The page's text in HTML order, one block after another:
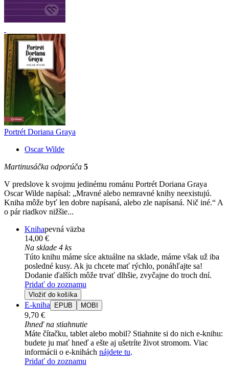
Portrét Doriana Graya
Oscar Wilde
Martinusáčka odporúča 5
V predslove k svojmu jedinému románu Portrét Doriana Graya
Oscar Wilde napísal: „Mravné alebo nemravné knihy neexistujú.
Kniha môže byť len dobre napísaná, alebo zle napísaná. Nič iné.“ A
o pár riadkov nižšie...
Knihapevná väzba
14,00 €
Na sklade 4 ks
Túto knihu máme síce aktuálne na sklade, máme však už iba
posledné kusy. Ak ju chcete mať rýchlo, ponáhľajte sa!
Dodanie ďalších môže trvať dlhšie, zvyčajne do troch dní.
Pridať do zoznamu
Vložiť do košíka
E-kniha EPUB MOBI
9,70 €
Ihneď na stiahnutie
Máte čítačku, tablet alebo mobil? Stiahnite si do nich e-knihu:
budete ju mať hneď a ešte aj ušetríte život stromom. Viac
informácii o e-knihách nájdete tu.
Pridať do zoznamu